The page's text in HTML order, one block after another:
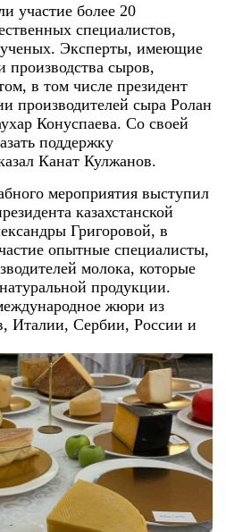
участие более 20
специалистов,
Эксперты, имеющие
производства сыров,
в том числе президент
производителей сыра Ролан
Конуспаева. Со своей
поддержку
Канат Кулжанов.
мероприятия выступил
казахстанской
Григоровой, в
опытные специалисты,
молока, которые
продукции.
жюри из
Италии, Сербии, России и